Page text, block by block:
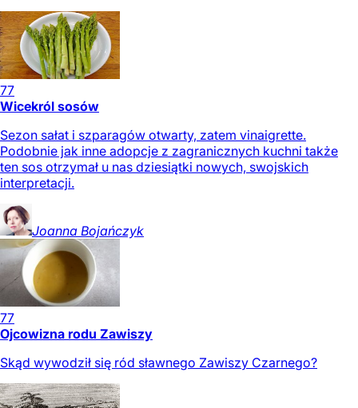
77
Wicekról sosów
Sezon sałat i szparagów otwarty, zatem vinaigrette.
Podobnie jak inne adopcje z zagranicznych kuchni także
ten sos otrzymał u nas dziesiątki nowych, swojskich
interpretacji.
Joanna Bojańczyk
77
Ojcowizna rodu Zawiszy
Skąd wywodził się ród sławnego Zawiszy Czarnego?